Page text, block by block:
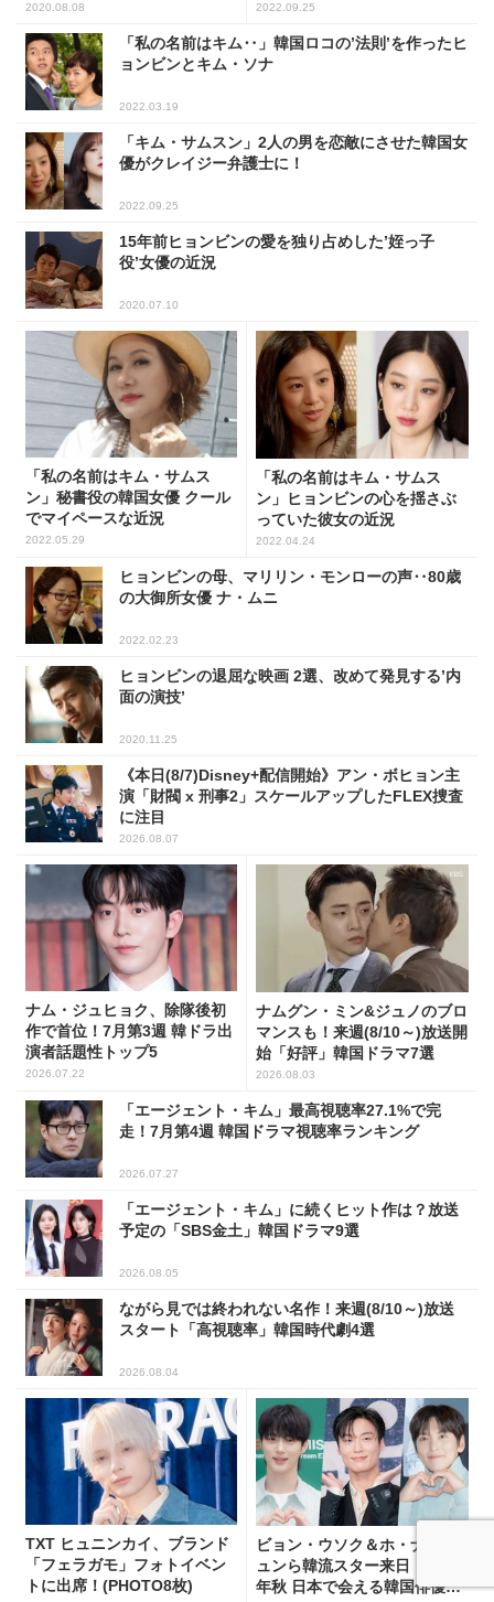
2020.08.08 2022.09.25
「私の名前はキム‥」韓国ロコの’法則’を作ったヒ
ョンビンとキム・ソナ
2022.03.19
「キム・サムスン」2人の男を恋敵にさせた韓国女
優がクレイジー弁護士に！
2022.09.25
15年前ヒョンビンの愛を独り占めした’姪っ子
役’女優の近況
2020.07.10
「私の名前はキム・サムス
ン」秘書役の韓国女優 クール
でマイペースな近況
2022.05.29
「私の名前はキム・サムス
ン」ヒョンビンの心を揺さぶ
っていた彼女の近況
2022.04.24
ヒョンビンの母、マリリン・モンローの声‥80歳
の大御所女優 ナ・ムニ
2022.02.23
ヒョンビンの退屈な映画 2選、改めて発見する’内
面の演技’
2020.11.25
《本日(8/7)Disney+配信開始》アン・ボヒョン主
演「財閥 x 刑事2」スケールアップしたFLEX捜査
に注目
2026.08.07
ナム・ジュヒョク、除隊後初
作で首位！7月第3週 韓ドラ出
演者話題性トップ5
2026.07.22
ナムグン・ミン&ジュノのブロ
マンスも！来週(8/10～)放送開
始「好評」韓国ドラマ7選
2026.08.03
「エージェント・キム」最高視聴率27.1%で完
走！7月第4週 韓国ドラマ視聴率ランキング
2026.07.27
「エージェント・キム」に続くヒット作は？放送
予定の「SBS金土」韓国ドラマ9選
2026.08.05
ながら見では終われない名作！来週(8/10～)放送
スタート「高視聴率」韓国時代劇4選
2026.08.04
TXT ヒュニンカイ、ブランド
「フェラガモ」フォトイベン
トに出席！(PHOTO8枚)
ビョン・ウソク＆ホ・ナムジ
ュンら韓流スター来日！2026
年秋 日本で会える韓国俳優10